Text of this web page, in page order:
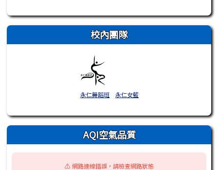
校內團隊
永仁舞蹈班 永仁女籃
AQI空氣品質
⚠️ 網路連線錯誤，請檢查網路狀態